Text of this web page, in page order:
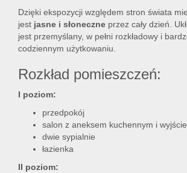
Dzięki ekspozycji względem stron świata
jest jasne i słoneczne przez cały dzień.
jest przemyślany, w pełni rozkładowy i
codziennym użytkowaniu.
Rozkład pomieszczeń:
I poziom:
przedpokój
salon z aneksem kuchennym i
dwie sypialnie
łazienka
II poziom: